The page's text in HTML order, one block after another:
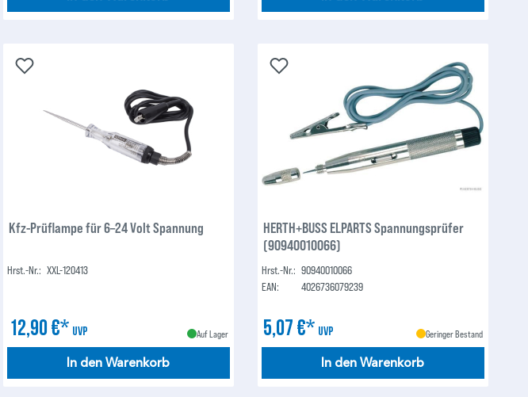
Kfz-Prüflampe für 6–24 Volt Spannung
Hrst.-Nr.: XXL-120413
12,90 €* UVP Auf Lager
In den Warenkorb
HERTH+BUSS ELPARTS Spannungsprüfer
(90940010066)
Hrst.-Nr.: 90940010066
EAN:
4026736079239
5,07 €* UVP Geringer Bestand
In den Warenkorb